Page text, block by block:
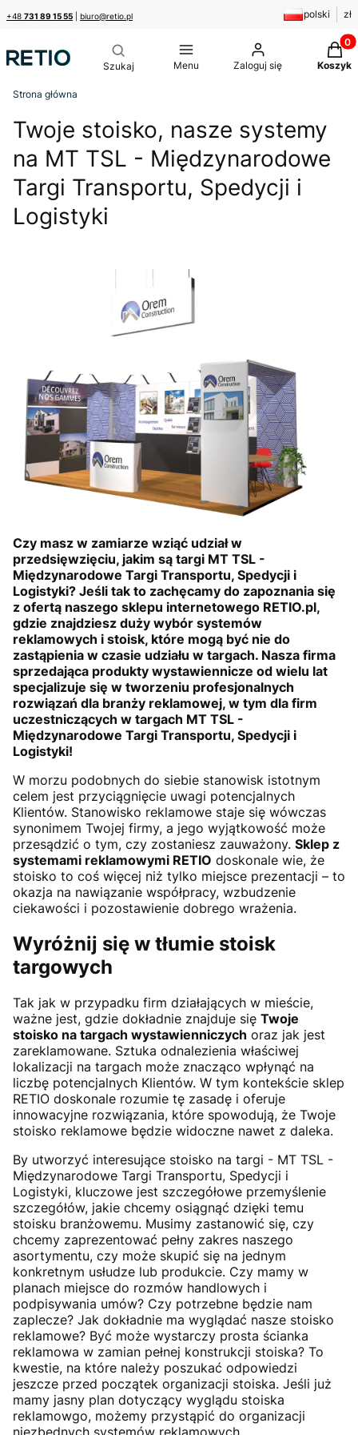
+48 731 89 15 55 biuro@retio.pl polski zł
Menu Zaloguj się Koszyk
Strona główna
Twoje stoisko, nasze systemy
na MT TSL - Międzynarodowe
Targi Transportu, Spedycji i
Logistyki
Czy masz w zamiarze wziąć udział w
przedsięwzięciu, jakim są targi MT TSL -
Międzynarodowe Targi Transportu, Spedycji i
Logistyki? Jeśli tak to zachęcamy do zapoznania się
z ofertą naszego sklepu internetowego RETIO.pl,
gdzie znajdziesz duży wybór systemów
reklamowych i stoisk, które mogą być nie do
zastąpienia w czasie udziału w targach. Nasza firma
sprzedająca produkty wystawiennicze od wielu lat
specjalizuje się w tworzeniu profesjonalnych
rozwiązań dla branży reklamowej, w tym dla firm
uczestniczących w targach MT TSL -
Międzynarodowe Targi Transportu, Spedycji i
Logistyki!
W morzu podobnych do siebie stanowisk istotnym
celem jest przyciągnięcie uwagi potencjalnych
Klientów. Stanowisko reklamowe staje się wówczas
synonimem Twojej firmy, a jego wyjątkowość może
przesądzić o tym, czy zostaniesz zauważony. Sklep z
systemami reklamowymi RETIO doskonale wie, że
stoisko to coś więcej niż tylko miejsce prezentacji – to
okazja na nawiązanie współpracy, wzbudzenie
ciekawości i pozostawienie dobrego wrażenia.
Wyróżnij się w tłumie stoisk
targowych
Tak jak w przypadku firm działających w mieście,
ważne jest, gdzie dokładnie znajduje się Twoje
stoisko na targach wystawienniczych oraz jak jest
zareklamowane. Sztuka odnalezienia właściwej
lokalizacji na targach może znacząco wpłynąć na
liczbę potencjalnych Klientów. W tym kontekście sklep
RETIO doskonale rozumie tę zasadę i oferuje
innowacyjne rozwiązania, które spowodują, że Twoje
stoisko reklamowe będzie widoczne nawet z daleka.
By utworzyć interesujące stoisko na targi - MT TSL -
Międzynarodowe Targi Transportu, Spedycji i
Logistyki, kluczowe jest szczegółowe przemyślenie
szczegółów, jakie chcemy osiągnąć dzięki temu
stoisku branżowemu. Musimy zastanowić się, czy
chcemy zaprezentować pełny zakres naszego
asortymentu, czy może skupić się na jednym
konkretnym usłudze lub produkcie. Czy mamy w
planach miejsce do rozmów handlowych i
podpisywania umów? Czy potrzebne będzie nam
zaplecze? Jak dokładnie ma wyglądać nasze stoisko
reklamowe? Być może wystarczy prosta ścianka
reklamowa w zamian pełnej konstrukcji stoiska? To
kwestie, na które należy poszukać odpowiedzi
jeszcze przed początek organizacji stoiska. Jeśli już
mamy jasny plan dotyczący wyglądu stoiska
reklamowgo, możemy przystąpić do organizacji
niezbędnych systemów reklamowych.